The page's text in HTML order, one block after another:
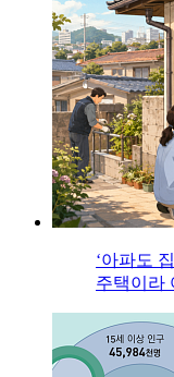
‘아파도
주택이라